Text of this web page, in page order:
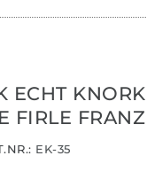
ECHT
FIRLE
EK-35